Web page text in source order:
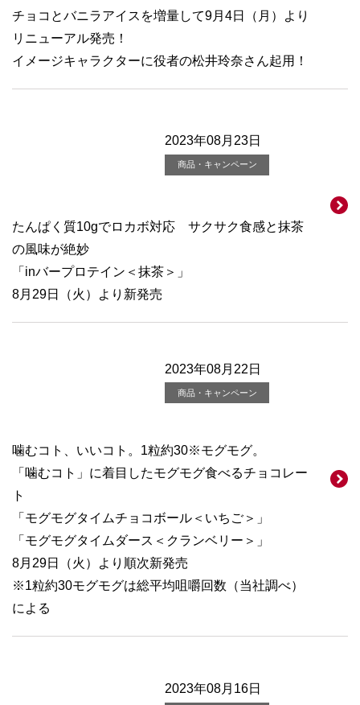
チョコとバニラアイスを増量して9月4日（月）より
リニューアル発売！
イメージキャラクターに役者の松井玲奈さん起用！
2023年08月23日
商品・キャンペーン
たんぱく質10gでロカボ対応 サクサク食感と抹茶
の風味が絶妙
「inバープロテイン＜抹茶＞」
8月29日（火）より新発売
2023年08月22日
商品・キャンペーン
噛むコト、いいコト。1粒約30※モグモグ。
「噛むコト」に着目したモグモグ食べるチョコレー
ト
「モグモグタイムチョコボール＜いちご＞」
「モグモグタイムダース＜クランベリー＞」
8月29日（火）より順次新発売
※1粒約30モグモグは総平均咀嚼回数（当社調べ）
による
2023年08月16日